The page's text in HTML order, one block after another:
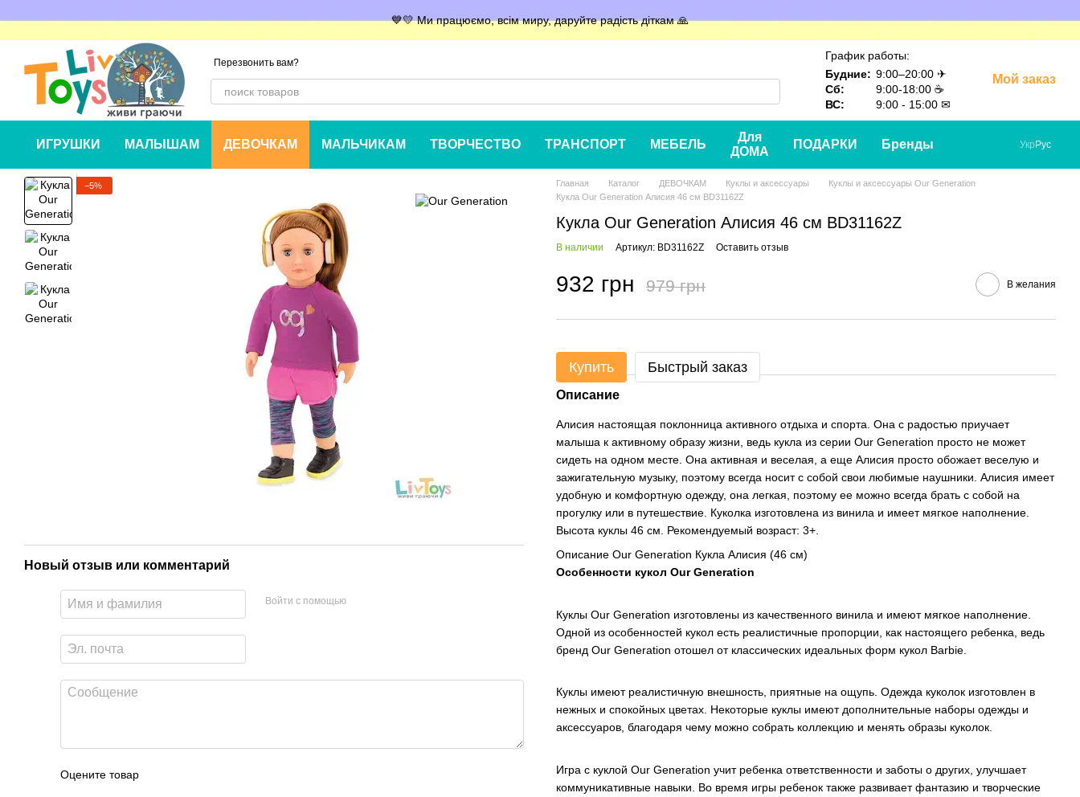
💙💛 Ми працюємо, всім миру, даруйте радість діткам 🙏
Перезвонить вам?
График работы:
Будние: 9:00–20:00 ✈
Сб:
9:00-18:00 ☕
ВС:
9:00 - 15:00 ✉
Мой заказ
ИГРУШКИ МАЛЫШАМ ДЕВОЧКАМ МАЛЬЧИКАМ ТВОРЧЕСТВО ТРАНСПОРТ МЕБЕЛЬ
Для
ДОМА
ПОДАРКИ Бренды Укр Рус
−5%
Новый отзыв или комментарий
Войти с помощью
Оцените товар
Главная Каталог ДЕВОЧКАМ Куклы и аксессуары
Куклы и аксессуары Our Generation
Кукла Our Generation Алисия 46 см BD31162Z
Кукла Our Generation Алисия 46 см BD31162Z
В наличии Артикул: BD31162Z Оставить отзыв
932 грн 979 грн В желания
Купить Быстрый заказ
Описание
Алисия настоящая поклонница активного отдыха и спорта. Она с радостью приучает
малыша к активному образу жизни, ведь кукла из серии Our Generation просто не может
сидеть на одном месте. Она активная и веселая, а еще Алисия просто обожает веселую и
зажигательную музыку, поэтому всегда носит с собой свои любимые наушники. Алисия имеет
удобную и комфортную одежду, она легкая, поэтому ее можно всегда брать с собой на
прогулку или в путешествие. Куколка изготовлена из винила и имеет мягкое наполнение.
Высота куклы 46 см. Рекомендуемый возраст: 3+.
Описание Our Generation Кукла Алисия (46 см)
Особенности кукол Our Generation
Куклы Our Generation изготовлены из качественного винила и имеют мягкое наполнение.
Одной из особенностей кукол есть реалистичные пропорции, как настоящего ребенка, ведь
бренд Our Generation отошел от классических идеальных форм кукол Barbie.
Куклы имеют реалистичную внешность, приятные на ощупь. Одежда куколок изготовлен в
нежных и спокойных цветах. Некоторые куклы имеют дополнительные наборы одежды и
аксессуаров, благодаря чему можно собрать коллекцию и менять образы куколок.
Игра с куклой Our Generation учит ребенка ответственности и заботы о других, улучшает
коммуникативные навыки. Во время игры ребенок также развивает фантазию и творческие